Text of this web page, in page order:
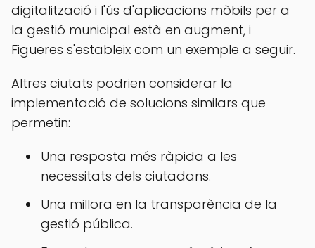
digitalització i l'ús d'aplicacions mòbils per a
la gestió municipal està en augment, i
Figueres s'estableix com un exemple a seguir.
Altres ciutats podrien considerar la
implementació de solucions similars que
permetin:
Una resposta més ràpida a les
necessitats dels ciutadans.
Una millora en la transparència de la
gestió pública.